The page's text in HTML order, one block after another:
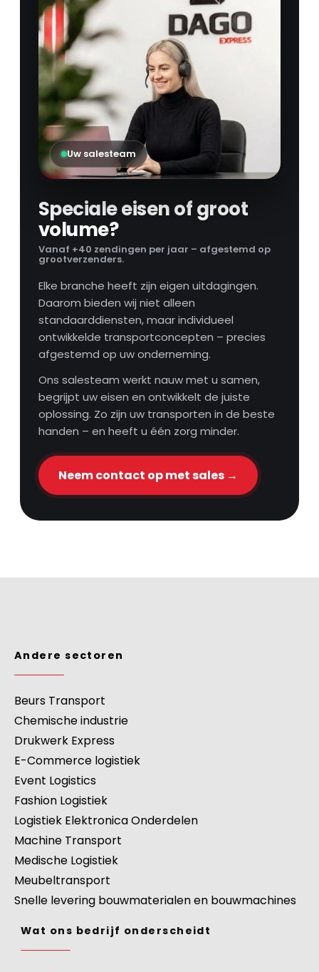
Speciale eisen of groot
volume?
Vanaf +40 zendingen per jaar – afgestemd op
grootverzenders.
Elke branche heeft zijn eigen uitdagingen.
Daarom bieden wij niet alleen
standaarddiensten, maar individueel
ontwikkelde transportconcepten – precies
afgestemd op uw onderneming.
Ons salesteam werkt nauw met u samen,
begrijpt uw eisen en ontwikkelt de juiste
oplossing. Zo zijn uw transporten in de beste
handen – en heeft u één zorg minder.
Neem contact op met sales →
Uw salesteam
Andere sectoren
Beurs Transport
Chemische industrie
Drukwerk Express
E-Commerce logistiek
Event Logistics
Fashion Logistiek
Logistiek Elektronica Onderdelen
Machine Transport
Medische Logistiek
Meubeltransport
Snelle levering bouwmaterialen en bouwmachines
Wat ons bedrijf onderscheidt